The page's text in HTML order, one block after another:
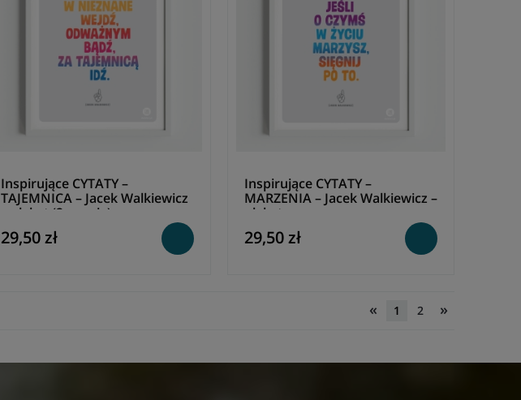
Inspirujące CYTATY –
TAJEMNICA – Jacek Walkiewicz
– plakat (2 wersje)
29,50 zł
Inspirujące CYTATY –
MARZENIA – Jacek Walkiewicz –
plakat
29,50 zł
« 1 2 »